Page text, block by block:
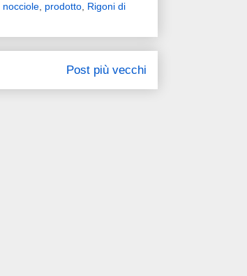
nocciole, prodotto, Rigoni di
Post più vecchi